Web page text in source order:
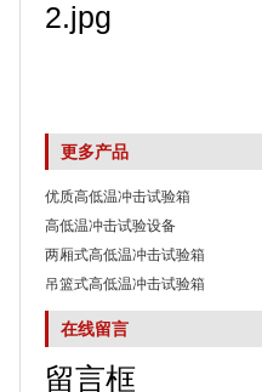
更多产品
优质高低温冲击试验箱
高低温冲击试验设备
两厢式高低温冲击试验箱
吊篮式高低温冲击试验箱
在线留言
留言框